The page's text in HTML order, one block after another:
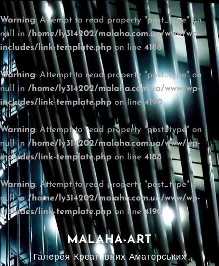
Warning: Attempt to read property "post_type" on
null in/home/ly314202/malaha.com.ua/www/wp-
includes/link-template.phpon line 4188
Warning: Attempt to read property "post_type" on
null in /home/ly314202/malaha.com.ua/www/wp-
includes/link-template.php on line4190
Warning: Attempt to read property "post_type" on
null in/home/ly314202/malaha.com.ua/www/wp-
includes/link-template.php on line 4188
Warning: Attempt to read property "post_type" on
null in/home/ly314202/malaha.com.ua/www/wp-
includes/link-template.phpon line4190
MALAHA-ART
Галерея Креативних Аматорських